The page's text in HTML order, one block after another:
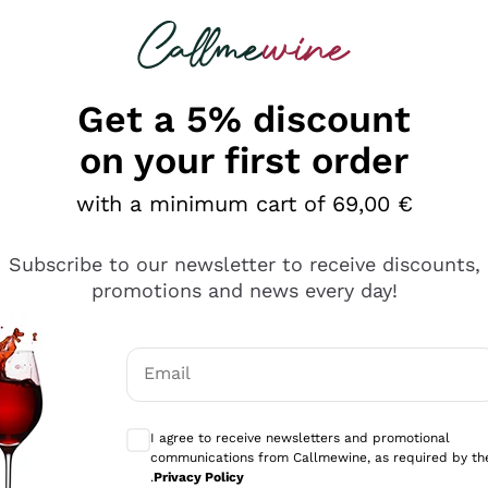
looking for
è male ma secondo me ci sono alternative che
Get a 5% discount
on your first order
with a minimum cart of 69,00 €
Subscribe to our newsletter to receive discounts,
promotions and news every day!
Email
I agree to receive newsletters and promotional
communications from Callmewine, as required by
.Privacy Policy